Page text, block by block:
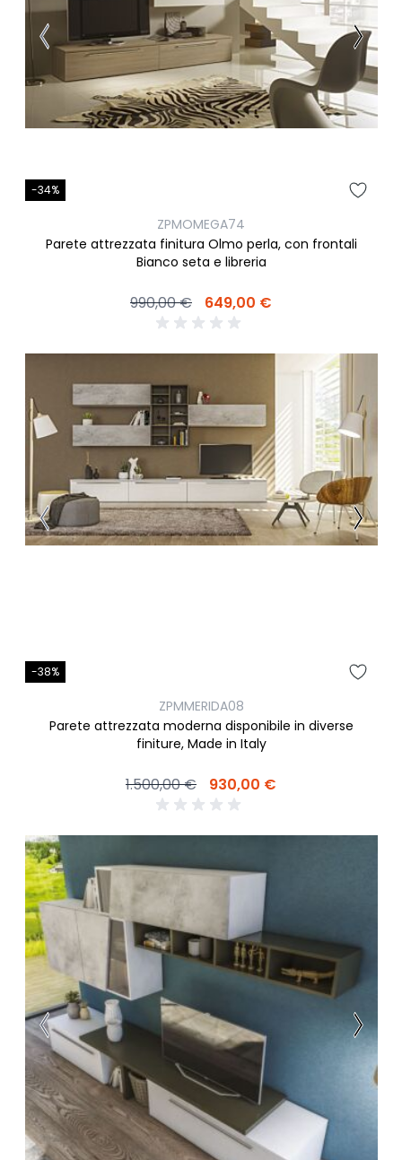
-34%
ZPMOMEGA74
Parete attrezzata finitura Olmo perla, con frontali
Bianco seta e libreria
990,00 € 649,00 €
-38%
ZPMMERIDA08
Parete attrezzata moderna disponibile in diverse
finiture, Made in Italy
1.500,00 € 930,00 €